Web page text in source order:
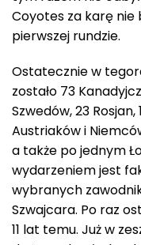
Coyotes za karę
pierwszej rundzie.
Ostatecznie w
zostało 73
Szwedów, 23
Austriaków i
a także po jednym
wydarzeniem jest
wybranych
Szwajcara. Po raz
11 lat temu. Już w